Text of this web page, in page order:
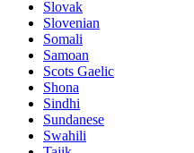
Slovak
Slovenian
Somali
Samoan
Scots Gaelic
Shona
Sindhi
Sundanese
Swahili